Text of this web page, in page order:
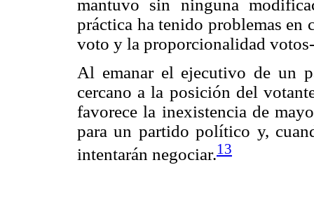
mantuvo sin ninguna
práctica ha tenido problemas en
voto y la proporcionalidad
Al emanar el ejecutivo de un
cercano a la posición del
favorece la inexistencia de
para un partido político y,
intentarán negociar.13